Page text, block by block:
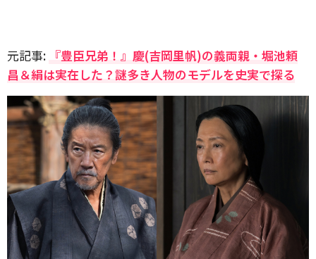
元記事: 『豊臣兄弟！』慶(吉岡里帆)の義両親・堀池頼
昌＆絹は実在した？謎多き人物のモデルを史実で探る